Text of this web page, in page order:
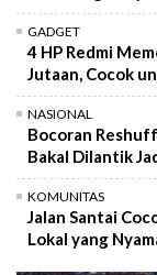
GADGET
4 HP Redmi
Jutaan, Cocok
NASIONAL
Bocoran
Bakal Dilantik
KOMUNITAS
Jalan Santai
Lokal yang